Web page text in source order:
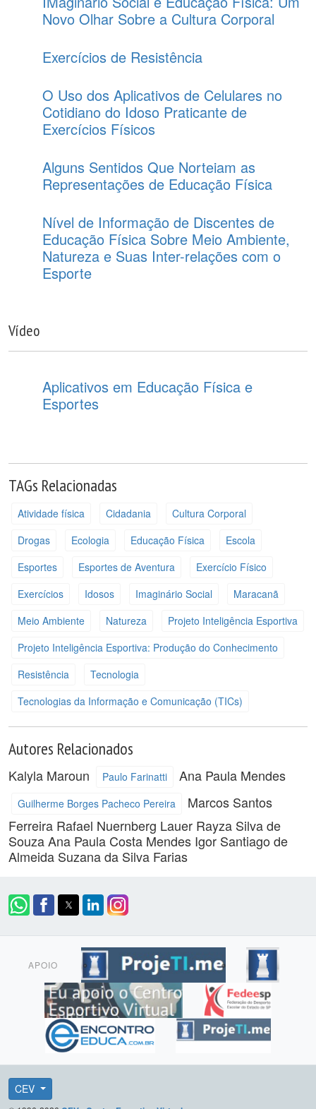
Novo Olhar Sobre a Cultura Corporal
Exercícios de Resistência
O Uso dos Aplicativos de Celulares no
Cotidiano do Idoso Praticante de
Exercícios Físicos
Alguns Sentidos Que Norteiam as
Representações de Educação Física
Nível de Informação de Discentes de
Educação Física Sobre Meio Ambiente,
Natureza e Suas Inter-relações com o
Esporte
Vídeo
Aplicativos em Educação Física e
Esportes
TAGs Relacionadas
Atividade física Cidadania
Cultura Corporal
Drogas
Ecologia Educação Física
Escola
Esportes
Esportes de Aventura
Exercício Físico
Exercícios
Idosos Imaginário Social
Maracanã
Meio Ambiente
Natureza
Projeto Inteligência Esportiva
Projeto Inteligência Esportiva: Produção do Conhecimento
Resistência
Tecnologia
Tecnologias da Informação e Comunicação (TICs)
Autores Relacionados
Kalyla Maroun Paulo Farinatti Ana Paula Mendes
Guilherme Borges Pacheco Pereira
Marcos Santos
Ferreira Rafael Nuernberg Lauer Rayza Silva de
SouzaAna Paula Costa Mendes Igor Santiago de
Almeida Suzana da Silva Farias
APOIO
CEV